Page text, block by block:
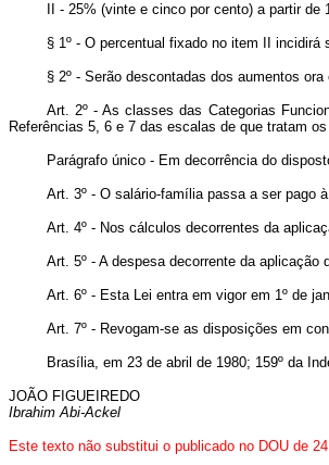
II - 25% (vinte e cinco por cento) a partir de
§ 1º - O percentual fixado no item II
§ 2º - Serão descontadas dos aumentos
Art. 2º - As classes das Categorias
Referências 5, 6 e 7 das escalas de que tratam os
Parágrafo único - Em decorrência do
Art. 3º - O salário-família passa a ser pago
Art. 4º - Nos cálculos decorrentes da
Art. 5º - A despesa decorrente da
Art. 6º - Esta Lei entra em vigor em 1º de
Art. 7º - Revogam-se as disposições em
Brasília, em 23 de abril de 1980; 159º da
JOÃO FIGUEIREDO
Ibrahim Abi-Ackel
Este texto não substitui o publicado no DOU de